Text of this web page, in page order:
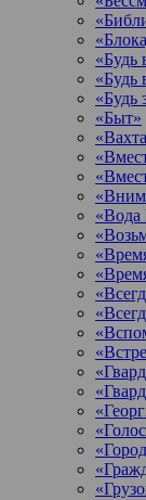
«Будь
«Будь
«Будь
«Быт»
«Вода